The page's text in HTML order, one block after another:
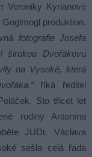
Veroniky Kyrianové
produktion.
fotografie Josefa
širokou Dvořákovu
na Vysoké, která
říká ředitel
Sto třicet let
rodiny Antonína
JUDr. Václava
sešla celá řada